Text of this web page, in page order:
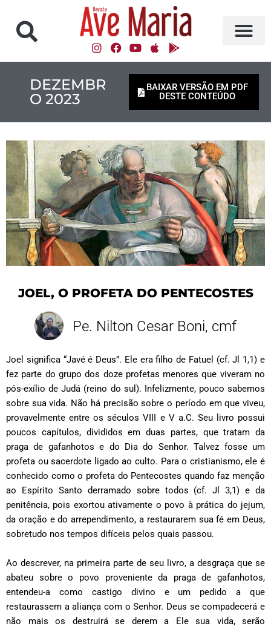
DEZEMBR
O 2023
BAIXAR VERSÃO EM PDF
DESTE CONTEÚDO
JOEL, O PROFETA DO PENTECOSTES
Pe. Nilton Cesar Boni, cmf
Joel significa “Javé é Deus”. Ele era filho de Fatuel (cf. Jl 1,1) e
fez parte do grupo dos doze profetas menores que viveram no
pós-exílio de Judá (reino do sul). Infelizmente, pouco sabemos
sobre sua vida. Não há precisão sobre o período em que viveu,
provavelmente entre os séculos VIII e V a.C. Seu livro possui
poucos capítulos, divididos em duas partes, que tratam da
praga de gafanhotos e do Dia do Senhor. Talvez fosse um
profeta ou sacerdote ligado ao culto. Para o cristianismo, ele é
conhecido como o profeta do Pentecostes quando faz menção
ao Espírito Santo derramado sobre todos (cf. Jl 3,1) e da
penitência, pois exortou ativamente o povo à prática do jejum,
da oração e do arrependimento, a restaurarem sua fé em Deus,
sobretudo nos tempos difíceis pelos quais passou.
Ao descrever, na primeira parte de seu livro, a desgraça que se
abateu sobre o povo proveniente da praga de gafanhotos,
entendeu-a como castigo divino e um pedido a que
restaurassem a aliança com o Senhor. Deus se compadecerá e
não mais os destruirá se derem a Ele sua vida, serão